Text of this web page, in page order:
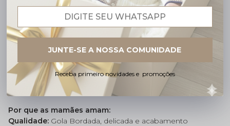
Descrição completa
Código identificador (SKU):BGOL0024
Body Saída Maternidade Menino Cavalinho
body é a escolha ideal para compor o look dasaída de
maternidade, trazendo um toque desofisticação e
delicadeza
Por que as mamães amam:
Qualidade: Gola Bordada, delicada e acabamento
Receba primeiro novidades e promoções
JUNTE-SE A NOSSA COMUNIDADE